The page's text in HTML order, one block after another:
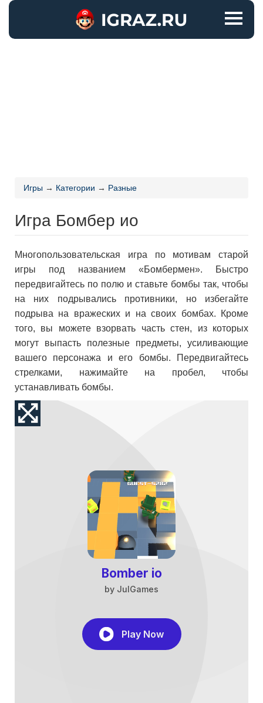
Игры → Категории → Разные
Игра Бомбер ио
Многопользовательская игра по мотивам старой
игры под названием «Бомбермен». Быстро
передвигайтесь по полю и ставьте бомбы так, чтобы
на них подрывались противники, но избегайте
подрыва на вражеских и на своих бомбах. Кроме
того, вы можете взорвать часть стен, из которых
могут выпасть полезные предметы, усиливающие
вашего персонажа и его бомбы. Передвигайтесь
стрелками, нажимайте на пробел, чтобы
устанавливать бомбы.